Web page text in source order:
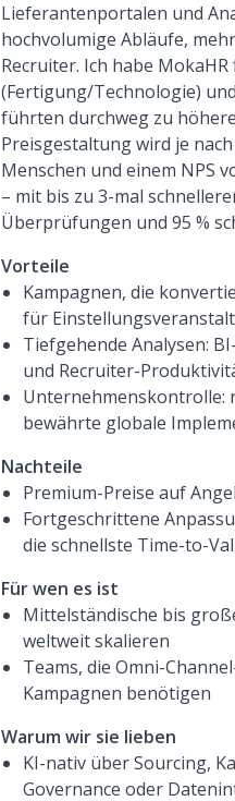
Lieferantenportalen und
hochvolumige Abläufe,
Recruiter. Ich habe
(Fertigung/Technologie)
führten durchweg zu
Preisgestaltung wird je
Menschen und einem NPS
– mit bis zu 3-mal
Überprüfungen und 95 %
Vorteile
Kampagnen, die
für
Tiefgehende Analysen:
und Recruiter-
Unternehmenskontrolle:
bewährte globale
Nachteile
Premium-Preise auf
Fortgeschrittene
die schnellste Time-to-
Für wen es ist
Mittelständische bis
weltweit skalieren
Teams, die Omni-
Kampagnen benötigen
Warum wir sie lieben
KI-nativ über Sourcing,
Governance oder